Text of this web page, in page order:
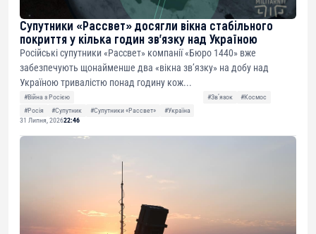
Супутники «Рассвет» досягли вікна стабільного
покриття у кілька годин зв’язку над Україною
Російські супутники «Рассвет» компанії «Бюро 1440» вже
забезпечують щонайменше два «вікна зв’язку» на добу над
Україною тривалістю понад годину кож...
#Війна з Росією #Звʼязок
#Космос
#Росія
#Супутник #Супутники «Рассвет»
#Україна
31 Липня, 202622:46